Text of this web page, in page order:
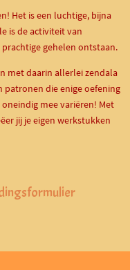
Het is een luchtige, bijna
is de activiteit van
gehelen ontstaan.
met daarin allerlei zendala
patronen die enige oefening
mee variëren! Met
jij je eigen werkstukken